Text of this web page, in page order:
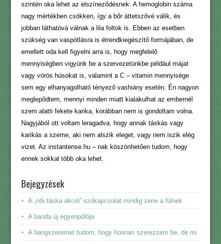
szintén oka lehet az elszíneződésnek. A hemoglobin száma
nagy mértékben csökken, így a bőr áttetszővé válik, és
jobban láthatóvá válnak a lila foltok is. Ebben az esetben
szükség van vaspótlásra is étrendkiegészítő formájában, de
emellett oda kell figyelni arra is, hogy megfelelő
mennyiségben vigyünk be a szervezetünkbe például májat
vagy vörös húsokat is, valamint a C – vitamin mennyisége
sem egy elhanyagolható tényező vashiány esetén. Én nagyon
meglepődtem, mennyi minden miatt kialakulhat az embernél
szem alatti fekete karika, korábban nem is gondoltam volna.
Nagyjából ott voltam leragadva, hogy annak táskás vagy
karikás a szeme, aki nem alszik eleget, vagy nem iszik elég
vizet. Az instantense.hu – nak köszönhetően tudom, hogy
ennek sokkal több oka lehet.
Bejegyzések
A „női táska akció” szókapcsolat mindig zene a fülnek
A banda új egyenpólója
A hangszeremet tudom, hogy honnan szerezzem be, de mi